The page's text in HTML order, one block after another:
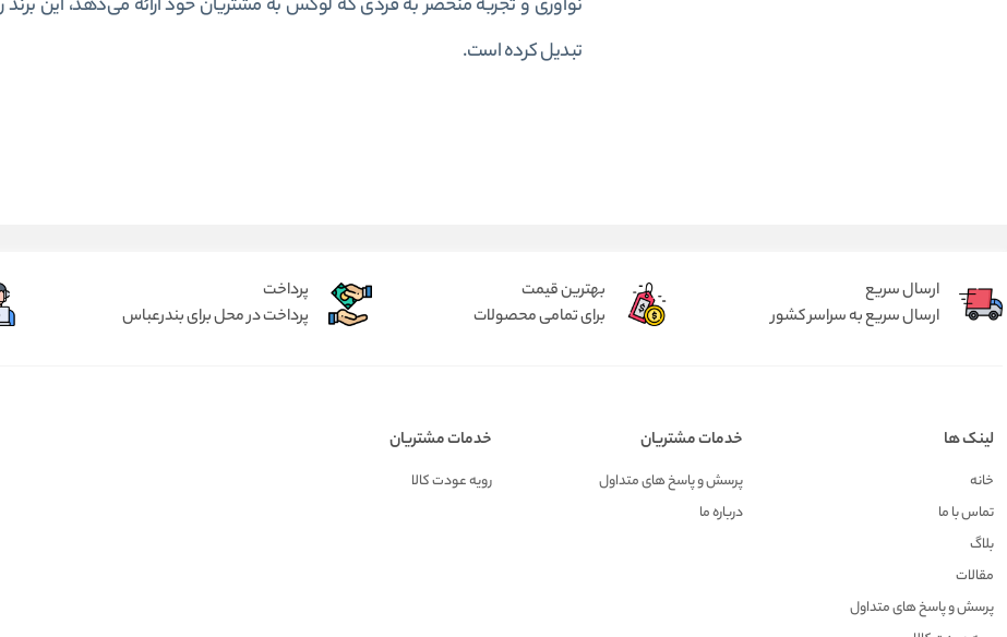
نوآوری و تجربه منحصر به فردی که لوکس به مشتریان خود ارائه می‌دهد، این
تبدیل کرده است.
ارسال سریع
ارسال سریع به سراسر کشور
بهترین قیمت
برای تمامی محصولات
پرداخت
پرداخت در محل برای بندرعباس
لینک ها
خانه
تماس با ما
بلاگ
مقالات
پرسش و پاسخ های متداول
خدمات مشتریان
پرسش و پاسخ های متداول
درباره ما
خدمات مشتریان
رویه عودت کالا